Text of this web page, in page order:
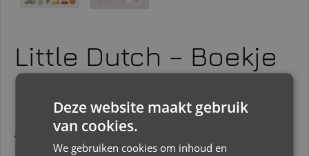
Little Dutch – Boekje
– Regenboog
Kleurenboek
Aan de hand van de vele illustraties leren
kinderen spelenderwijs kleuren herkennen
Deze website maakt gebruik
van cookies.
We gebruiken cookies om inhoud en